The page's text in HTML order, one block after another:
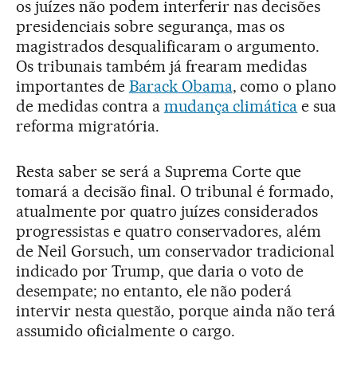
os juízes não podem interferir nas decisões
presidenciais sobre segurança, mas os
magistrados desqualificaram o argumento.
Os tribunais também já frearam medidas
importantes de Barack Obama, como o plano
de medidas contra a mudança climática e sua
reforma migratória.
Resta saber se será a Suprema Corte que
tomará a decisão final. O tribunal é formado,
atualmente por quatro juízes considerados
progressistas e quatro conservadores, além
de Neil Gorsuch, um conservador tradicional
indicado por Trump, que daria o voto de
desempate; no entanto, ele não poderá
intervir nesta questão, porque ainda não terá
assumido oficialmente o cargo.